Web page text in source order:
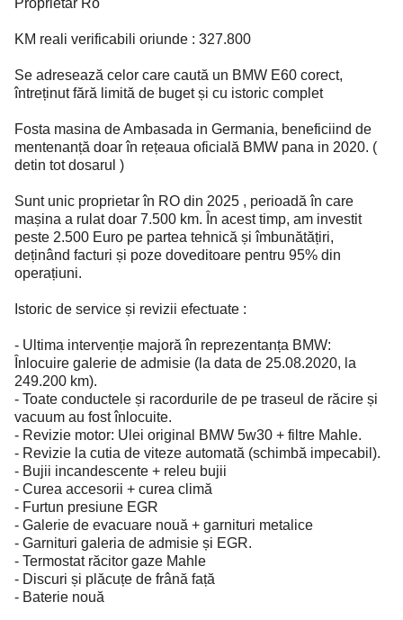
Proprietar Ro
KM reali verificabili oriunde : 327.800
Se adresează celor care caută un BMW E60 corect,
întreținut fără limită de buget și cu istoric complet
Fosta masina de Ambasada in Germania, beneficiind de
mentenanță doar în rețeaua oficială BMW pana in 2020. (
detin tot dosarul )
Sunt unic proprietar în RO din 2025 , perioadă în care
mașina a rulat doar 7.500 km. În acest timp, am investit
peste 2.500 Euro pe partea tehnică și îmbunătățiri,
deținând facturi și poze doveditoare pentru 95% din
operațiuni.
Istoric de service și revizii efectuate :
- Ultima intervenție majoră în reprezentanța BMW:
Înlocuire galerie de admisie (la data de 25.08.2020, la
249.200 km).
- Toate conductele și racordurile de pe traseul de răcire și
vacuum au fost înlocuite.
- Revizie motor: Ulei original BMW 5w30 + filtre Mahle.
- Revizie la cutia de viteze automată (schimbă impecabil).
- Bujii incandescente + releu bujii
- Curea accesorii + curea climă
- Furtun presiune EGR
- Galerie de evacuare nouă + garnituri metalice
- Garnituri galeria de admisie și EGR.
- Termostat răcitor gaze Mahle
- Discuri și plăcuțe de frână față
- Baterie nouă